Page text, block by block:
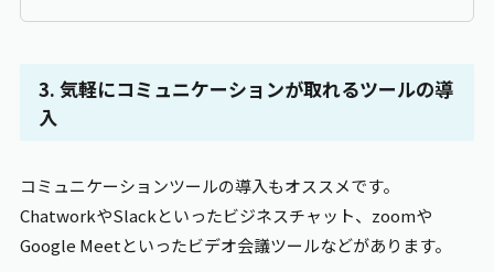
3. 気軽にコミュニケーションが取れるツールの導
入
コミュニケーションツールの導入もオススメです。
ChatworkやSlackといったビジネスチャット、zoomや
Google Meetといったビデオ会議ツールなどがあります。